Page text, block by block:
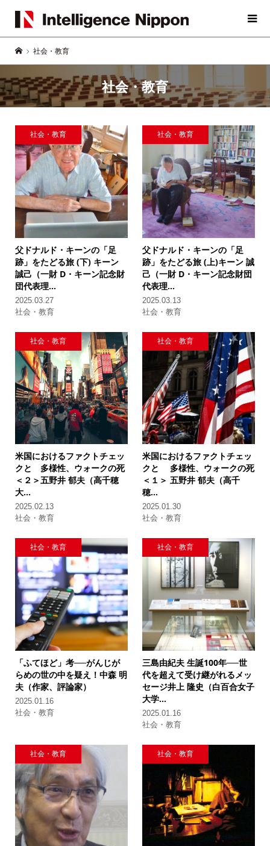
社会・教育
社会・教育
社会・教育
父ドナルド・キーンの「足
跡」をたどる旅 (下) キーン
誠己（一財 D・キーン記念財
団代表理...
2025.03.27
社会・教育
社会・教育
父ドナルド・キーンの「足
跡」をたどる旅 (上)キーン 誠
己（一財 D・キーン記念財団
代表理...
2025.03.13
社会・教育
社会・教育
米国におけるファクトチェッ
クと 多様性、ウォークの死
＜２＞五野井 郁夫（高千穂
大...
2025.02.13
社会・教育
社会・教育
米国におけるファクトチェッ
クと
多様性、ウォークの死
＜１＞ 五野井 郁夫（高千
穂...
2025.01.30
社会・教育
社会・教育
「ふてほど」考──がんじが
らめの世の中を疑え！ 中森 明
夫（作家、評論家）
2025.01.16
社会・教育
社会・教育
三島由紀夫 生誕100年──世
代を超えて受け継がれるメッ
セージ井上 隆史（白百合女子
大学...
2025.01.16
社会・教育
社会・教育 社会・教育